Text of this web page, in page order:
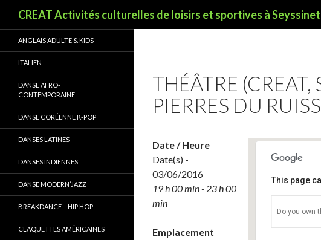
CREAT Activités culturelles de loisirs et sportives à Seyssinet
THÉÂTRE (CREAT,
PIERRES DU
Salle de
32, rue de la
Événements
This page
Do you own
Date / Heure
Date(s) -
03/06/2016
19 h 00 min - 23 h 00
min
Emplacement
ANGLAIS ADULTE & KIDS
ITALIEN
DANSE AFRO-
CONTEMPORAINE
DANSE CORÉENNE K-POP
DANSES LATINES
DANSES INDIENNES
DANSE MODERN’JAZZ
BREAKDANCE – HIP HOP
CLAQUETTES AMÉRICAINES